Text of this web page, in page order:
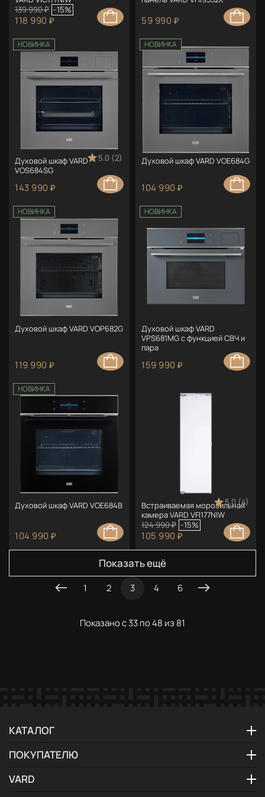
139 990 ₽ -15%
118 990 ₽ 59 990 ₽
НОВИНКА
5.0 (2)
Духовой шкаф VARD
VOS684SG
143 990 ₽
НОВИНКА
Духовой шкаф VARD VOE684G
104 990 ₽
НОВИНКА
Духовой шкаф VARD VOP682G
119 990 ₽
НОВИНКА
Духовой шкаф VARD
VPS681MG с функцией СВЧ и
пара
159 990 ₽
НОВИНКА
Духовой шкаф VARD VOE684B
104 990 ₽
5.0 (4)
Встраиваемая морозильная
камера VARD VFI177NIW
124 990 ₽ -15%
105 990 ₽
Показать ещё
1 2 3 4 6
Показано с 33 по 48 из 81
КАТАЛОГ
ПОКУПАТЕЛЮ
VARD